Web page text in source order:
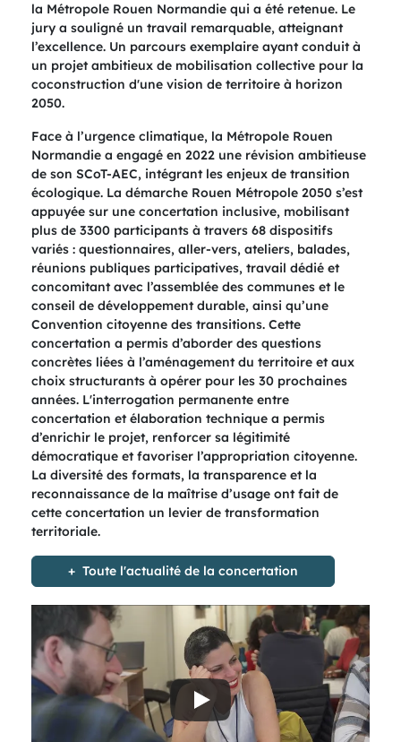
la Métropole Rouen Normandie qui a été retenue. Le
jury a souligné un travail remarquable, atteignant
l’excellence. Un parcours exemplaire ayant conduit à
un projet ambitieux de mobilisation collective pour la
coconstruction d'une vision de territoire à horizon
2050.
Face à l’urgence climatique, la Métropole Rouen
Normandie a engagé en 2022 une révision ambitieuse
de son SCoT-AEC, intégrant les enjeux de transition
écologique. La démarche Rouen Métropole 2050 s’est
appuyée sur une concertation inclusive, mobilisant
plus de 3300 participants à travers 68 dispositifs
variés : questionnaires, aller-vers, ateliers, balades,
réunions publiques participatives, travail dédié et
concomitant avec l’assemblée des communes et le
conseil de développement durable, ainsi qu’une
Convention citoyenne des transitions. Cette
concertation a permis d’aborder des questions
concrètes liées à l’aménagement du territoire et aux
choix structurants à opérer pour les 30 prochaines
années. L'interrogation permanente entre
concertation et élaboration technique a permis
d’enrichir le projet, renforcer sa légitimité
démocratique et favoriser l’appropriation citoyenne.
La diversité des formats, la transparence et la
reconnaissance de la maîtrise d’usage ont fait de
cette concertation un levier de transformation
territoriale.
Toute l'actualité de la concertation